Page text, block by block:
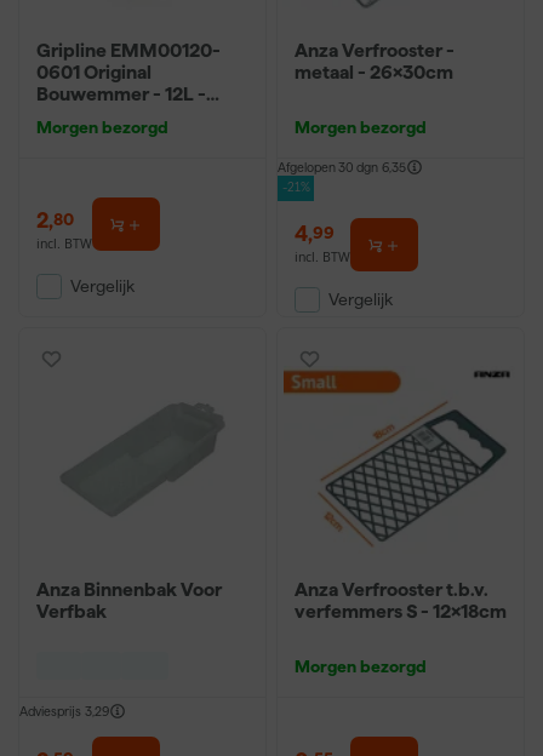
Gripline EMM00120-
0601 Original
Bouwemmer - 12L -
Morgen bezorgd
2,80
incl. BTW
Vergelijk
Anza Verfrooster -
metaal - 26x30cm
Morgen bezorgd
Afgelopen 30 dgn 6,35
-21%
4,99
incl. BTW
Vergelijk
Anza Binnenbak Voor
Verfbak
Adviesprijs 3,29
Anza Verfrooster t.b.v.
verfemmers S - 12x18cm
Morgen bezorgd